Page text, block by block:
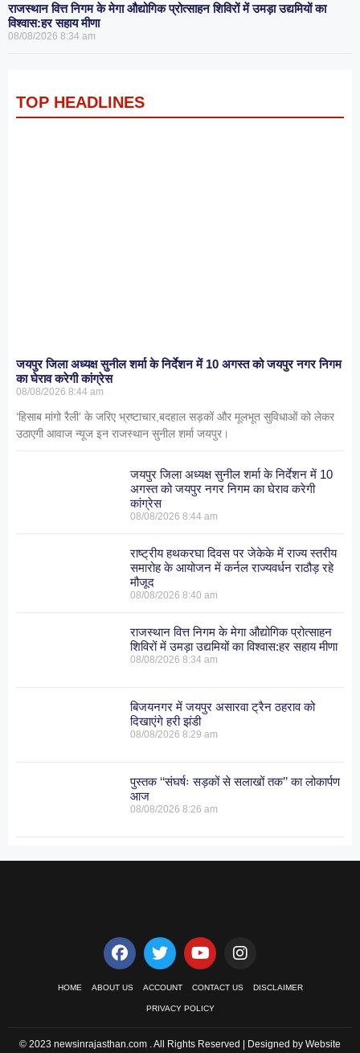
राजस्थान वित्त निगम के मेगा औद्योगिक प्रोत्साहन शिविरों में उमड़ा उद्यमियों का
विश्वास:हर सहाय मीणा
08/08/2026 8:34 am
TOP HEADLINES
जयपुर जिला अध्यक्ष सुनील शर्मा के निर्देशन में 10 अगस्त को जयपुर नगर निगम
का घेराव करेगी कांग्रेस
08/08/2026 8:44 am
‘हिसाब मांगो रैली’ के जरिए भ्रष्टाचार,बदहाल सड़कों और मूलभूत सुविधाओं को लेकर
उठाएगी आवाज न्यूज इन राजस्थान सुनील शर्मा जयपुर।
जयपुर जिला अध्यक्ष सुनील शर्मा के निर्देशन में 10
अगस्त को जयपुर नगर निगम का घेराव करेगी
कांग्रेस
08/08/20268:44 am
राष्ट्रीय हथकरघा दिवस पर जेकेके में राज्य स्तरीय
समारोह के आयोजन में कर्नल राज्यवर्धन राठौड़ रहे
मौजूद
08/08/20268:40 am
राजस्थान वित्त निगम के मेगा औद्योगिक प्रोत्साहन
शिविरों में उमड़ा उद्यमियों का विश्वास:हर सहाय मीणा
08/08/20268:34 am
बिजयनगर में जयपुर असारवा ट्रैन ठहराव को
दिखाएंगे हरी झंडी
08/08/20268:29 am
पुस्तक ‘‘संघर्षः सड़कों से सलाखों तक’’ का लोकार्पण
आज
08/08/20268:26 am
HOME ABOUT US ACCOUNT CONTACT US DISCLAIMER
PRIVACY POLICY
© 2023 newsinrajasthan.com . All Rights Reserved | Designed by Website